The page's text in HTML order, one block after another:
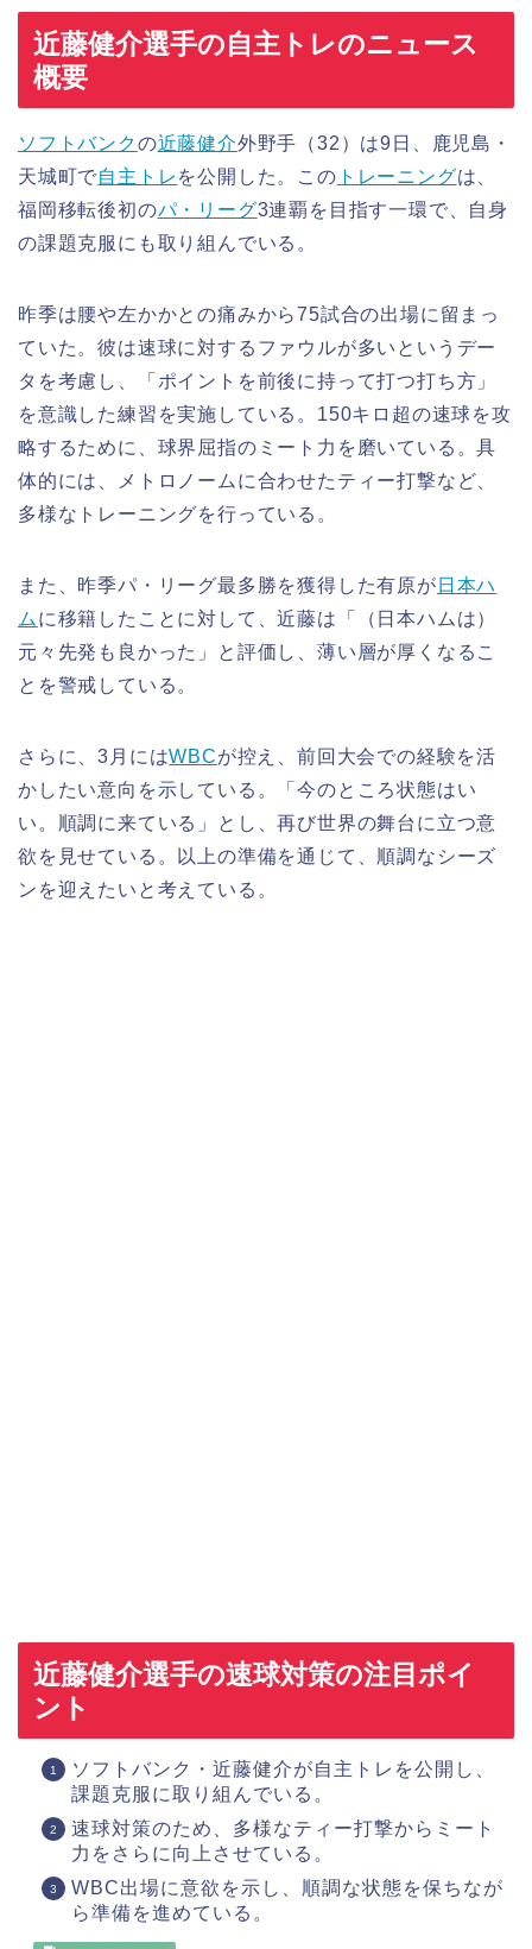
近藤健介選手の自主トレのニュース
概要
ソフトバンクの近藤健介外野手（32）は9日、鹿児島・
天城町で自主トレ を公開した。この トレーニングは、
福岡移転後初のパ・リーグ3連覇を目指す一環で、自身
の課題克服にも取り組んでいる。
昨季は腰や左かかとの痛みから75試合の出場に留まっ
ていた。彼は速球に対するファウルが多いというデー
タを考慮し、「ポイントを前後に持って打つ打ち方」
を意識した練習を実施している。150キロ超の速球を攻
略するために、球界屈指のミート力を磨いている。具
体的には、メトロノームに合わせたティー打撃など、
多様なトレーニングを行っている。
また、昨季パ・リーグ最多勝を獲得した有原が 日本ハ
ム に移籍したことに対して、近藤は「（日本ハムは）
元々先発も良かった」と評価し、薄い層が厚くなるこ
とを警戒している。
さらに、3月にはWBCが控え、前回大会での経験を活
かしたい意向を示している。「今のところ状態はい
い。順調に来ている」とし、再び世界の舞台に立つ意
欲を見せている。以上の準備を通じて、順調なシーズ
ンを迎えたいと考えている。
近藤健介選手の速球対策の注目ポイ
ント
ソフトバンク・近藤健介が自主トレを公開し、
課題克服に取り組んでいる。
速球対策のため、多様なティー打撃からミート
力をさらに向上させている。
WBC出場に意欲を示し、順調な状態を保ちなが
ら準備を進めている。